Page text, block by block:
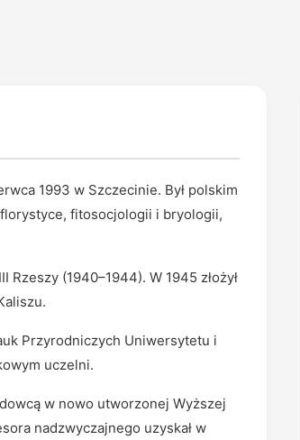
1993 w Szczecinie. Był polskim
fitosocjologii i bryologii,
(1940–1944). W 1945 złożył
Przyrodniczych Uniwersytetu i
uczelni.
w nowo utworzonej Wyższej
nadzwyczajnego uzyskał w